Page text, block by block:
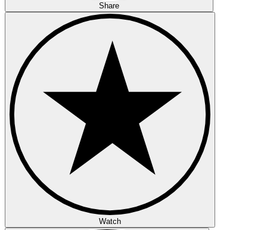
Share
Watch